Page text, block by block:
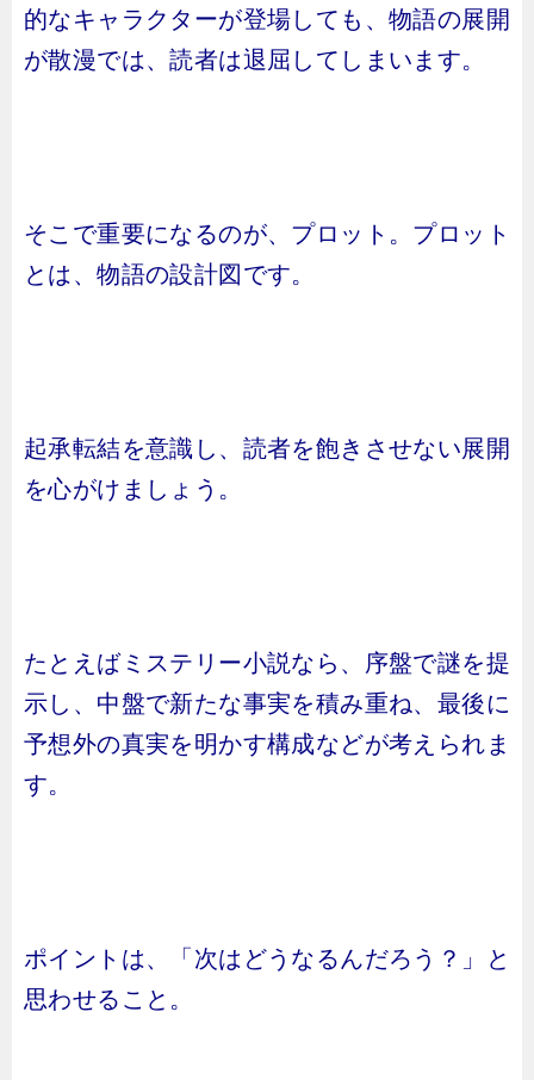
的なキャラクターが登場しても、物語の展開
が散漫では、読者は退屈してしまいます。
そこで重要になるのが、プロット。プロット
とは、物語の設計図です。
起承転結を意識し、読者を飽きさせない展開
を心がけましょう。
たとえばミステリー小説なら、序盤で謎を提
示し、中盤で新たな事実を積み重ね、最後に
予想外の真実を明かす構成などが考えられま
す。
ポイントは、「次はどうなるんだろう？」と
思わせること。